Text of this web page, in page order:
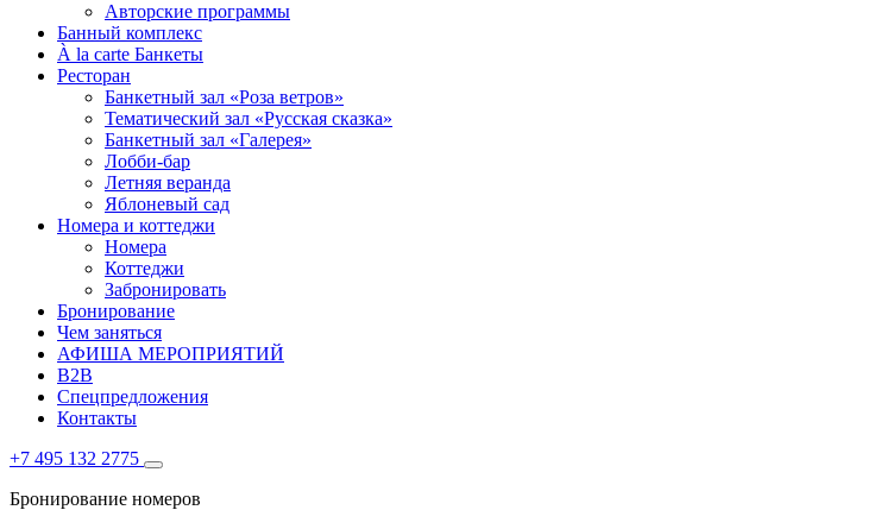
Авторские программы
Банный комплекс
À la carte Банкеты
Ресторан
Банкетный зал «Роза ветров»
Тематический зал «Русская сказка»
Банкетный зал «Галерея»
Лобби-бар
Летняя веранда
Яблоневый сад
Номера и коттеджи
Номера
Коттеджи
Забронировать
Бронирование
Чем заняться
АФИША МЕРОПРИЯТИЙ
B2B
Спецпредложения
Контакты
+7 495 132 2775
Бронирование номеров